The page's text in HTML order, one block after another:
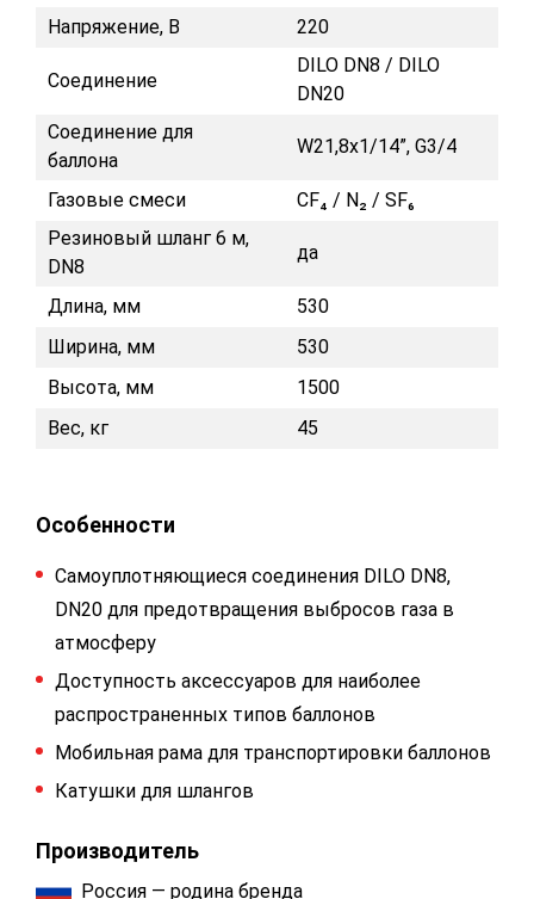
Напряжение, В 220
Соединение
DILO DN8 / DILO
DN20
Соединение для
баллона
W21,8x1/14”, G3/4
Газовые смеси
CF₄ / N₂ / SF₆
Резиновый шланг 6 м,
DN8
да
Длина, мм
530
Ширина, мм
530
Высота, мм
1500
Вес, кг
45
Особенности
Самоуплотняющиеся соединения DILO DN8,
DN20 для предотвращения выбросов газа в
атмосферу
Доступность аксессуаров для наиболее
распространенных типов баллонов
Мобильная рама для транспортировки баллонов
Катушки для шлангов
Производитель
Россия — родина бренда